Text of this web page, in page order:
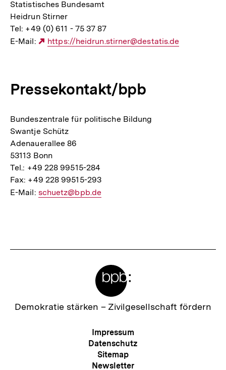
Statistisches Bundesamt
Heidrun Stirner
Tel: +49 (0) 611 - 75 37 87
E-Mail:
Externer
https://heidrun.stirner@destatis.de
Pressekontakt/bpb
Bundeszentrale für politische Bildung
Swantje Schütz
Adenauerallee 86
53113 Bonn
Tel.: +49 228 99515-284
Fax: +49 228 99515-293
E-Mail: E-
schuetz@bpb.de
Zur
Demokratie stärken – Zivilgesellschaft fördern
Meta-
Navigation
Impressum
Datenschutz
Sitemap
Newsletter